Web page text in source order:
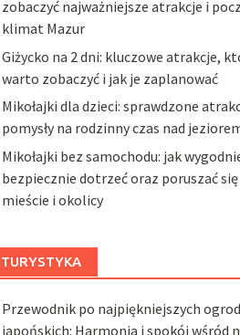
zobaczyć najważniejsze atrakcje i
klimat Mazur
Giżycko na 2 dni: kluczowe atrakcje,
warto zobaczyć i jak je zaplanować
Mikołajki dla dzieci: sprawdzone
pomysły na rodzinny czas nad
Mikołajki bez samochodu: jak
bezpiecznie dotrzeć oraz poruszać
mieście i okolicy
TURYSTYKA
Przewodnik po najpiękniejszych
japońskich: Harmonia i spokój wśród